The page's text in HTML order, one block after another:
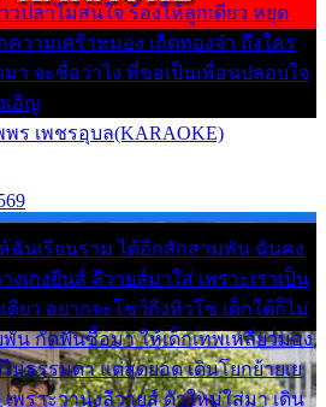
วปลาไม่สนใจ ร้องไห้ลูกเดียว หยุด
ความเศร้าหมอง เถิดทองจ๋า ถึงใคร
มา จะชื่อว่าไง พี่ขอเป็นเพื่อนปลอบใจ
เอิญ
พร เพชรอุบล(KARAOKE)
ฉันเรียนราม ได้อีกสักสามพัน ฉันคง
เกงยีนส์ ลีวายส์มาใส่ เพราะเราเป็น
ดียว อยากจะโชว์ถึงหิวโซ เด็กใต้ก็ไม่
น กัดฟันซื้อมา ให้เด็กเทพเหลียวมอง
ม่ธรรมดา แต่สุดยอด เดินโยกย้ายเย
พราะว่านุ่งลีวายส์ ตัวใหม่ใส่มา เดิน